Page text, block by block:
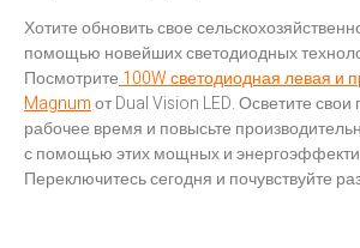
Хотите обновить свое
помощью новейших светодиодных
Посмотрите 100W светодиодная левая и
Magnumот Dual Vision LED. Осветите
рабочее время и повысьте
с помощью этих мощных и
Переключитесь сегодня и почувствуйте